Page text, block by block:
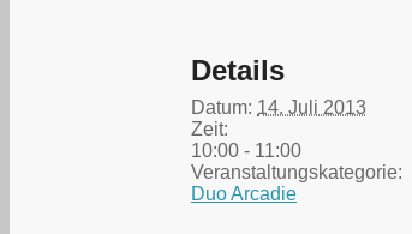
Details
Datum: 14. Juli 2013
Zeit:
10:00 - 11:00
Veranstaltungskategorie:
Duo Arcadie